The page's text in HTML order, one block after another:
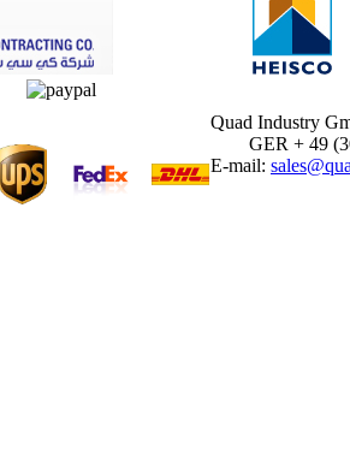
Quad Industry
GER + 49
E-mail: